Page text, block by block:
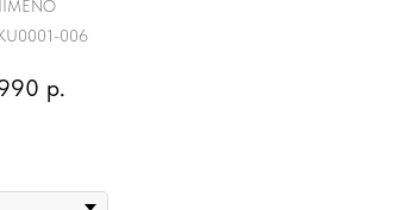
006
р.